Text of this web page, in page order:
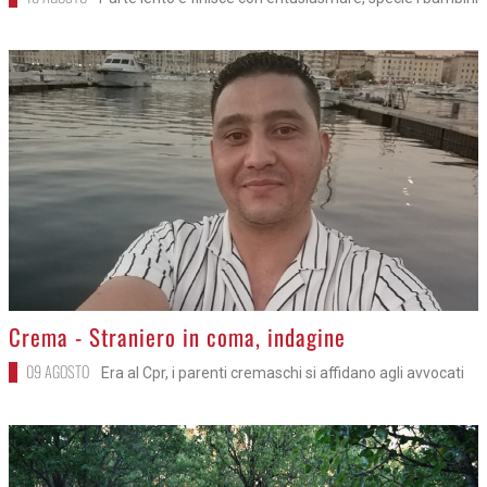
>
Crema - Straniero in coma, indagine
09 AGOSTO Era al Cpr, i parenti cremaschi si affidano agli avvocati